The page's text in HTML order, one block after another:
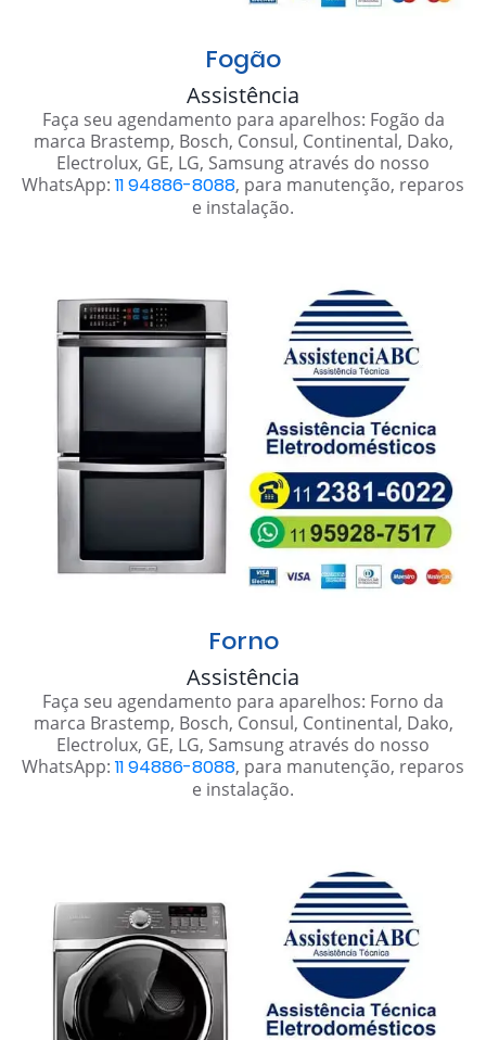
Fogão
Assistência
Faça seu agendamento para aparelhos: Fogão da
marca Brastemp, Bosch, Consul, Continental, Dako,
Electrolux, GE, LG, Samsung através do nosso
WhatsApp: 11 94886-8088, para manutenção, reparos
e instalação.
Forno
Assistência
Faça seu agendamento para aparelhos: Forno da
marca Brastemp, Bosch, Consul, Continental, Dako,
Electrolux, GE, LG, Samsung através do nosso
WhatsApp: 11 94886-8088, para manutenção, reparos
e instalação.